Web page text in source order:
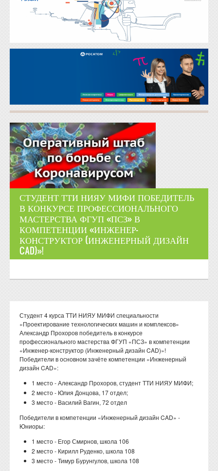
СТУДЕНТ ТТИ НИЯУ МИФИ ПОБЕДИТЕЛЬ
В КОНКУРСЕ ПРОФЕССИОНАЛЬНОГО
МАСТЕРСТВА ФГУП «ПСЗ» В
КОМПЕТЕНЦИИ «ИНЖЕНЕР-
КОНСТРУКТОР (ИНЖЕНЕРНЫЙ ДИЗАЙН
CAD)»!
Студент 4 курса ТТИ НИЯУ МИФИ специальности
«Проектирование технологических машин и комплексов»
Александр Прохоров победитель в конкурсе
профессионального мастерства ФГУП «ПСЗ» в компетенции
«Инженер-конструктор (Инженерный дизайн CAD)»!
Победители в основном зачёте компетенции «Инженерный
дизайн CAD»:
1 место - Александр Прохоров, студент ТТИ НИЯУ МИФИ;
2 место - Юлия Донцова, 17 отдел;
3 место - Василий Вагин, 72 отдел
Победители в компетенции «Инженерный дизайн CAD» -
Юниоры:
1 место - Егор Смирнов, школа 106
2 место - Кирилл Руденко, школа 108
3 место - Тимур Бурунгулов, школа 108